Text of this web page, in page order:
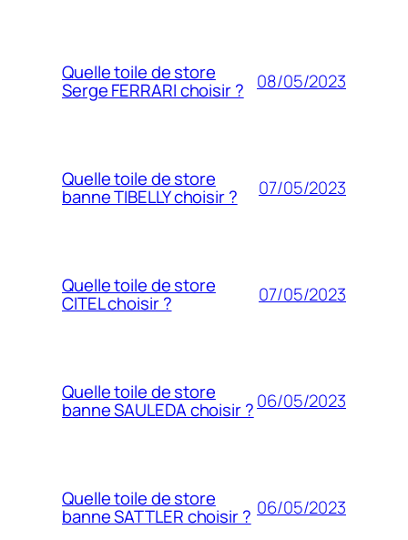
Quelle toile de store
Serge FERRARI choisir ? 08/05/2023
Quelle toile de store
banne TIBELLY choisir ? 07/05/2023
Quelle toile de store
CITEL choisir ? 07/05/2023
Quelle toile de store
banne SAULEDA choisir ?06/05/2023
Quelle toile de store
banne SATTLER choisir ? 06/05/2023